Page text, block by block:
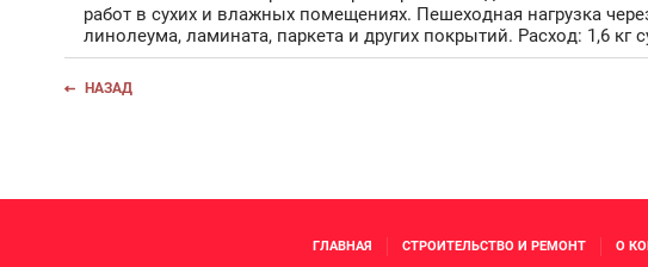
работ в сухих и влажных помещениях. Пешеходная нагрузка
линолеума, ламината, паркета и других покрытий. Расход: 1,6
НАЗАД
ГЛАВНАЯ СТРОИТЕЛЬСТВО И РЕМОНТ О